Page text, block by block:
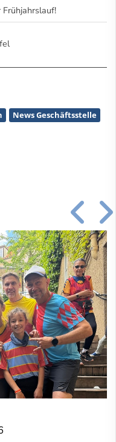
News Geschäftsstelle